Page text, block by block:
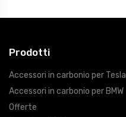
Prodotti
Accessori in carbonio per Tesla
Accessori in carbonio per BMW
Offerte